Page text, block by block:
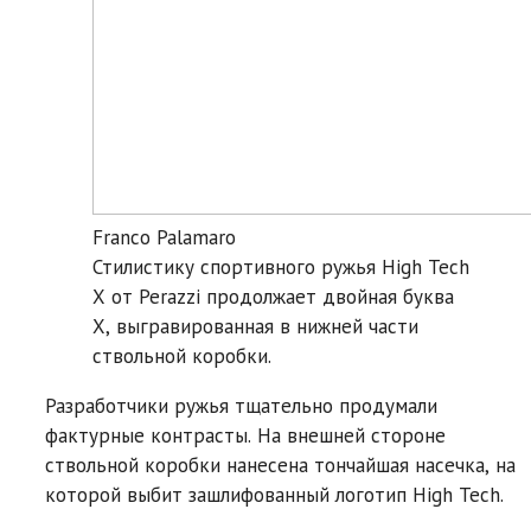
Franco Palamaro
Стилистику спортивного ружья High Tech
X от Perazzi продолжает двойная буква
X, выгравированная в нижней части
ствольной коробки.
Разработчики ружья тщательно продумали
фактурные контрасты. На внешней стороне
ствольной коробки нанесена тончайшая насечка, на
которой выбит зашлифованный логотип High Tech.